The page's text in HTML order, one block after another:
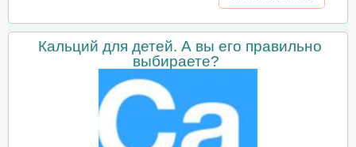
Кальций для детей. А вы его правильно
выбираете?